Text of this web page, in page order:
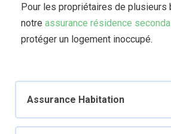
Pour les propriétaires de plusieurs
notre assurance résidence
protéger un logement inoccupé.
Assurance Habitation